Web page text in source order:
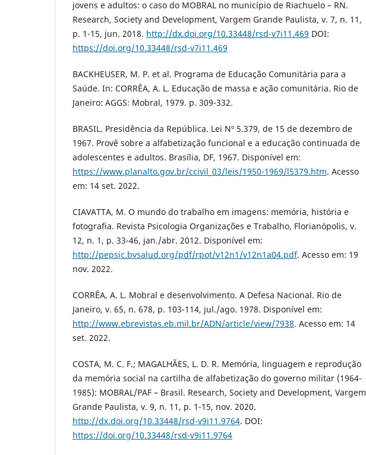
jovens e adultos: o caso do MOBRAL no município de Riachuelo – RN.
Research, Society and Development, Vargem Grande Paulista, v. 7, n. 11,
p. 1-15, jun. 2018. http://dx.doi.org/10.33448/rsd-v7i11.469 DOI:
https://doi.org/10.33448/rsd-v7i11.469
BACKHEUSER, M. P. et al. Programa de Educação Comunitária para a
Saúde. In: CORRÊA, A. L. Educação de massa e ação comunitária. Rio de
Janeiro: AGGS: Mobral, 1979. p. 309-332.
BRASIL. Presidência da República. Lei Nº 5.379, de 15 de dezembro de
1967. Provê sobre a alfabetização funcional e a educação continuada de
adolescentes e adultos. Brasília, DF, 1967. Disponível em:
https://www.planalto.gov.br/ccivil_03/leis/1950-1969/l5379.htm. Acesso
em: 14 set. 2022.
CIAVATTA, M. O mundo do trabalho em imagens: memória, história e
fotografia. Revista Psicologia Organizações e Trabalho, Florianópolis, v.
12, n. 1, p. 33-46, jan./abr. 2012. Disponível em:
http://pepsic.bvsalud.org/pdf/rpot/v12n1/v12n1a04.pdf. Acesso em: 19
nov. 2022.
CORRÊA, A. L. Mobral e desenvolvimento. A Defesa Nacional. Rio de
Janeiro, v. 65, n. 678, p. 103-114, jul./ago. 1978. Disponível em:
http://www.ebrevistas.eb.mil.br/ADN/article/view/7938. Acesso em: 14
set. 2022.
COSTA, M. C. F.; MAGALHÃES, L. D. R. Memória, linguagem e reprodução
da memória social na cartilha de alfabetização do governo militar (1964-
1985): MOBRAL/PAF – Brasil. Research, Society and Development, Vargem
Grande Paulista, v. 9, n. 11, p. 1-15, nov. 2020.
http://dx.doi.org/10.33448/rsd-v9i11.9764. DOI:
https://doi.org/10.33448/rsd-v9i11.9764